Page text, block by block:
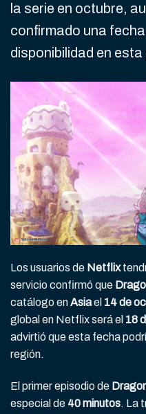
la serie en octubre,
confirmado una
disponibilidad en
Los usuarios de Netflix
servicio confirmó que
catálogo enAsiael 14 de
global en Netflix será el 18
advirtió que esta fecha
región.
El primer episodio de
especial de 40 minutos. La